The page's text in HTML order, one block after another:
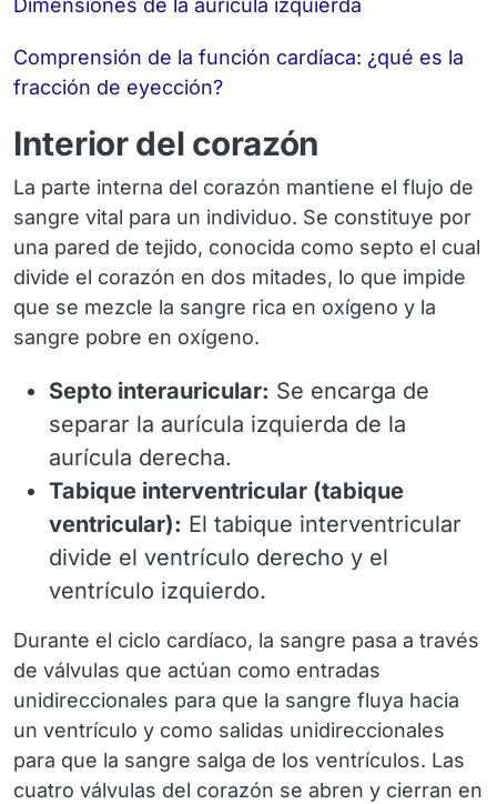
Dimensiones de la aurícula izquierda
Comprensión de la función cardíaca: ¿qué es la
fracción de eyección?
Interior del corazón
La parte interna del corazón mantiene el flujo de
sangre vital para un individuo. Se constituye por
una pared de tejido, conocida como septo el cual
divide el corazón en dos mitades, lo que impide
que se mezcle la sangre rica en oxígeno y la
sangre pobre en oxígeno.
Septo interauricular: Se encarga de
separar la aurícula izquierda de la
aurícula derecha.
Tabique interventricular (tabique
ventricular): El tabique interventricular
divide el ventrículo derecho y el
ventrículo izquierdo.
Durante el ciclo cardíaco, la sangre pasa a través
de válvulas que actúan como entradas
unidireccionales para que la sangre fluya hacia
un ventrículo y como salidas unidireccionales
para que la sangre salga de los ventrículos. Las
cuatro válvulas del corazón se abren y cierran en